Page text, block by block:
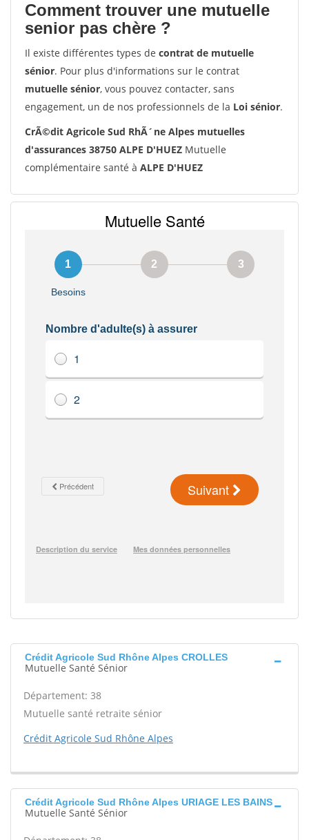
Comment trouver une mutuelle
senior pas chère ?
Il existe différentes types de contrat de mutuelle
sénior. Pour plus d'informations sur le contrat
mutuelle sénior, vous pouvez contacter, sans
engagement, un de nos professionnels de la Loi sénior.
CrÃ©dit Agricole Sud RhÃ´ne Alpes mutuelles
d'assurances 38750 ALPE D'HUEZ Mutuelle
complémentaire santé à ALPE D'HUEZ
Crédit Agricole Sud Rhône Alpes CROLLES
Mutuelle Santé Sénior
Département: 38
Mutuelle santé retraite sénior
Crédit Agricole Sud Rhône Alpes
Crédit Agricole Sud Rhône Alpes URIAGE LES BAINS
Mutuelle Santé Sénior